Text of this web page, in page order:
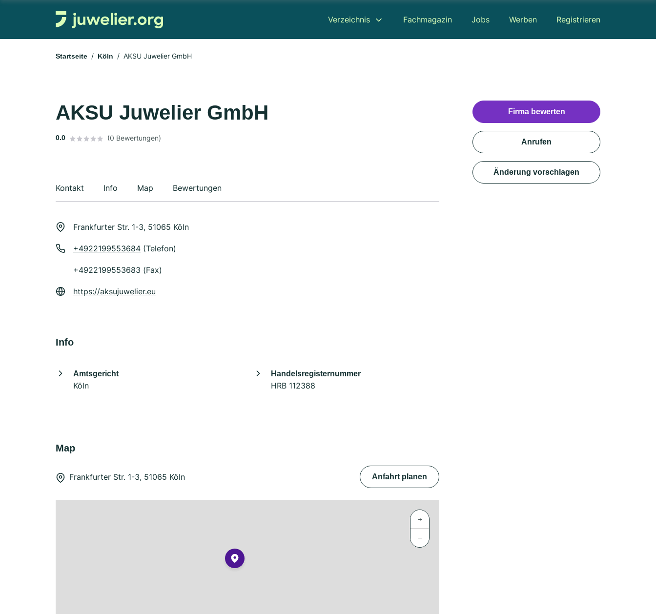
Verzeichnis Fachmagazin Jobs Werben Registrieren
Startseite Köln AKSU Juwelier GmbH
AKSU Juwelier GmbH
0.0 (0 Bewertungen)
Kontakt Info Map Bewertungen
Frankfurter Str. 1-3, 51065 Köln
+4922199553684 (Telefon)
+4922199553683 (Fax)
https://aksujuwelier.eu
Info
Amtsgericht
Köln
Handelsregisternummer
HRB 112388
Map
Frankfurter Str. 1-3, 51065 Köln Anfahrt planen
+
−
Firma bewerten
Anrufen
Änderung vorschlagen